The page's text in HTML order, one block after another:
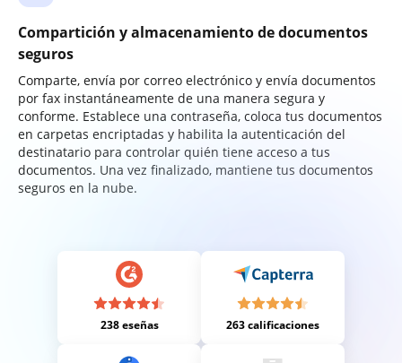
Compartición y almacenamiento de documentos
seguros
Comparte, envía por correo electrónico y envía documentos
por fax instantáneamente de una manera segura y
conforme. Establece una contraseña, coloca tus documentos
en carpetas encriptadas y habilita la autenticación del
destinatario para controlar quién tiene acceso a tus
documentos. Una vez finalizado, mantiene tus documentos
seguros en la nube.
238 eseñas 263 calificaciones